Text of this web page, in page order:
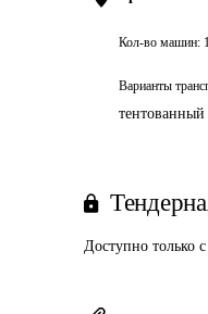
Кол-во машин:
Варианты
тентованный
Доступно только